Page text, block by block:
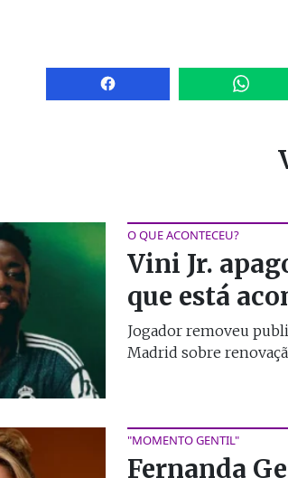
O QUE ACONTECEU?
Vini Jr.
que está
Jogador removeu
Madrid sobre
"MOMENTO GENTIL"
Fernanda